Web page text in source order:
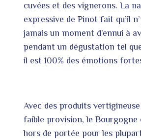
cuvées et des vignerons. La
expressive de Pinot fait qu’il
jamais un moment d’ennui à
pendant un dégustation tel
il est 100% des émotions
Avec des produits
faible provision, le Bourgogne
hors de portée pour les